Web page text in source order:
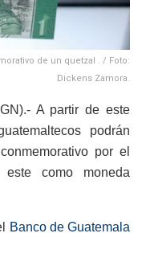
de un quetzal . / Foto:
Dickens Zamora.
A partir de este
podrán
por el
como moneda
Banco de Guatemala